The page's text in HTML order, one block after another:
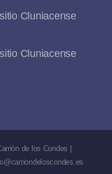
de los Condes |